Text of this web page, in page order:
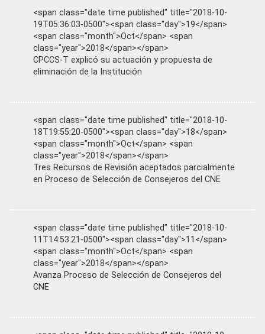
<span class="date time published" title="2018-10-
19T05:36:03-0500"><span class="day">19</span>
<span class="month">Oct</span> <span
class="year">2018</span></span>
CPCCS-T explicó su actuación y propuesta de
eliminación de la Institución
<span class="date time published" title="2018-10-
18T19:55:20-0500"><span class="day">18</span>
<span class="month">Oct</span> <span
class="year">2018</span></span>
Tres Recursos de Revisión aceptados parcialmente
en Proceso de Selección de Consejeros del CNE
<span class="date time published" title="2018-10-
11T14:53:21-0500"><span class="day">11</span>
<span class="month">Oct</span> <span
class="year">2018</span></span>
Avanza Proceso de Selección de Consejeros del
CNE